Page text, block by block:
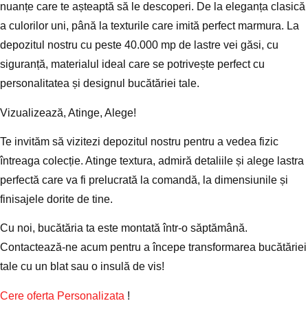
nuanțe care te așteaptă să le descoperi. De la eleganța clasică
a culorilor uni, până la texturile care imită perfect marmura. La
depozitul nostru cu peste 40.000 mp de lastre vei găsi, cu
siguranță, materialul ideal care se potrivește perfect cu
personalitatea și designul bucătăriei tale.
Vizualizează, Atinge, Alege!
Te invităm să vizitezi depozitul nostru pentru a vedea fizic
întreaga colecție. Atinge textura, admiră detaliile și alege lastra
perfectă care va fi prelucrată la comandă, la dimensiunile și
finisajele dorite de tine.
Cu noi, bucătăria ta este montată într-o săptămână.
Contactează-ne acum pentru a începe transformarea bucătăriei
tale cu un blat sau o insulă de vis!
Cere oferta Personalizata !